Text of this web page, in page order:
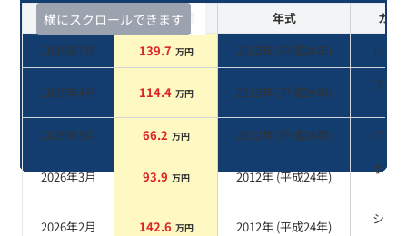
横にスクロールできます
査定時期 セルカ実績 年式
カラ
2026年7月
139.7 万円 2012年 (平成24年) レッド
2026年4月 114.4 万円 2012年 (平成24年)
ブラ
2026年3月
66.2 万円 2012年 (平成24年) パール
2026年3月 93.9 万円 2012年 (平成24年)
ホワ
2026年2月 142.6 万円 2012年 (平成24年)
シル